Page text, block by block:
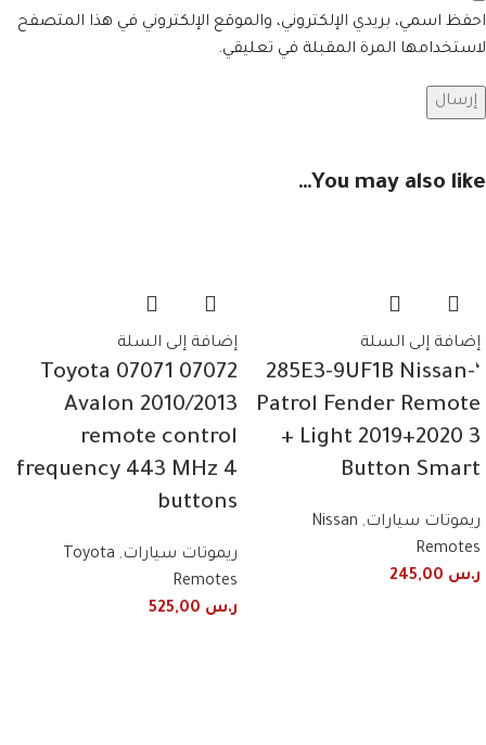
احفظ اسمي، بريدي الإلكتروني، والموقع الإلكتروني في هذا المتصفح
لاستخدامها المرة المقبلة في تعليقي.
You may also like…
إضافة إلى السلة
‘-285E3-9UF1B Nissan
Patrol Fender Remote
+ Light 2019+2020 3
Button Smart
ريموتات سيارات,
Nissan
Remotes
ر.س
إضافة إلى السلة
07072 07071 Toyota
Avalon 2010/2013
remote control
frequency 443 MHz 4
buttons
ريموتات سيارات,
Toyota
Remotes
ر.س